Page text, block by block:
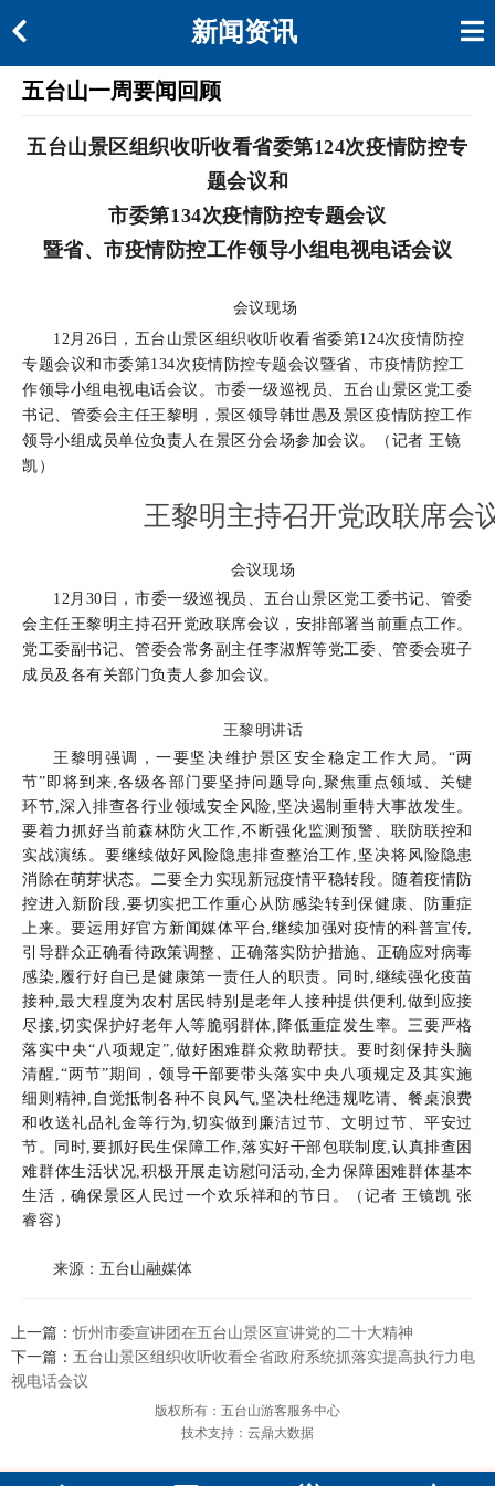
新闻资讯
五台山一周要闻回顾
五台山景区组织收听收看省委第124次疫情防控专
题会议和
市委第134次疫情防控专题会议
暨省、市疫情防控工作领导小组电视电话会议
会议现场
12月26日，五台山景区组织收听收看省委第124次疫情防控
专题会议和市委第134次疫情防控专题会议暨省、市疫情防控工
作领导小组电视电话会议。市委一级巡视员、五台山景区党工委
书记、管委会主任王黎明，景区领导韩世愚及景区疫情防控工作
领导小组成员单位负责人在景区分会场参加会议。
（记者 王镜
凯）
王黎明主持召开党政联席会
会议现场
12月30日，市委一级巡视员、五台山景区党工委书记、管委
会主任王黎明主持召开党政联席会议，安排部署当前重点工作。
党工委副书记、管委会常务副主任李淑辉等党工委、管委会班子
成员及各有关部门负责人参加会议。
王黎明讲话
王黎明强调，一要坚决维护景区安全稳定工作大局。“两
节”即将到来,各级各部门要坚持问题导向,聚焦重点领域、关键
环节,深入排查各行业领域安全风险,坚决遏制重特大事故发生。
要着力抓好当前森林防火工作,不断强化监测预警、联防联控和
实战演练。要继续做好风险隐患排查整治工作,坚决将风险隐患
消除在萌芽状态。二要全力实现新冠疫情平稳转段。随着疫情防
控进入新阶段,要切实把工作重心从防感染转到保健康、防重症
上来。要运用好官方新闻媒体平台,继续加强对疫情的科普宣传,
引导群众正确看待政策调整、正确落实防护措施、正确应对病毒
感染,履行好自已是健康第一责任人的职责。同时,继续强化疫苗
接种,最大程度为农村居民特别是老年人接种提供便利,做到应接
尽接,切实保护好老年人等脆弱群体,降低重症发生率。三要严格
落实中央“八项规定”,做好困难群众救助帮扶。要时刻保持头脑
清醒,“两节”期间，领导干部要带头落实中央八项规定及其实施
细则精神,自觉抵制各种不良风气,坚决杜绝违规吃请、餐桌浪费
和收送礼品礼金等行为,切实做到廉洁过节、文明过节、平安过
节。同时,要抓好民生保障工作,落实好干部包联制度,认真排查困
难群体生活状况,积极开展走访慰问活动,全力保障困难群体基本
生活，确保景区人民过一个欢乐祥和的节日。
（记者 王镜凯 张
睿容）
来源：五台山融媒体
上一篇：忻州市委宣讲团在五台山景区宣讲党的二十大精神
下一篇： 五台山景区组织收听收看全省政府系统抓落实提高执行力电
视电话会议
版权所有：五台山游客服务中心
技术支持：云鼎大数据